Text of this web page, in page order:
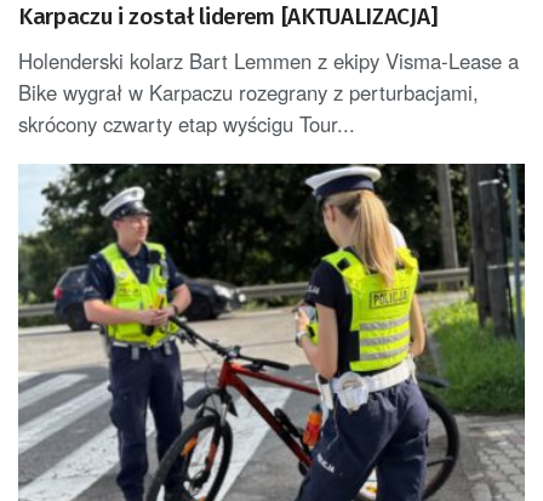
Karpaczu i został liderem [AKTUALIZACJA]
Holenderski kolarz Bart Lemmen z ekipy Visma-Lease a
Bike wygrał w Karpaczu rozegrany z perturbacjami,
skrócony czwarty etap wyścigu Tour...